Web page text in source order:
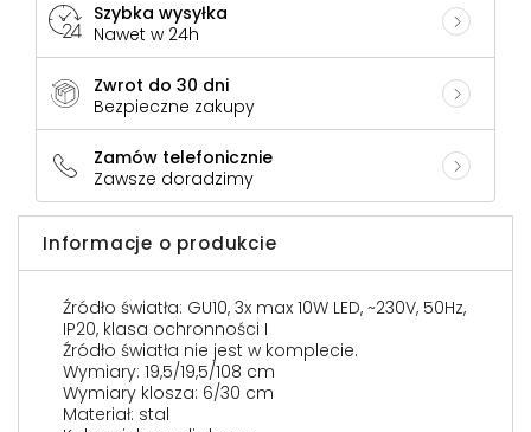
Szybka wysyłka
Nawet w 24h
Zwrot do 30 dni
Bezpieczne zakupy
Zamów telefonicznie
Zawsze doradzimy
Informacje o produkcie
Źródło światła: GU10, 3x max 10W LED, ~230V, 50Hz,
IP20, klasa ochronności I
Źródło światła nie jest w komplecie.
Wymiary: 19,5/19,5/108 cm
Wymiary klosza: 6/30 cm
Materiał: stal